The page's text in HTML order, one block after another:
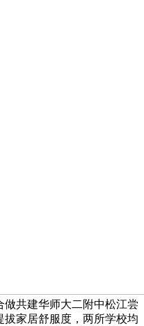
共建华师大二附中松江尝
家居舒服度，两所学校均